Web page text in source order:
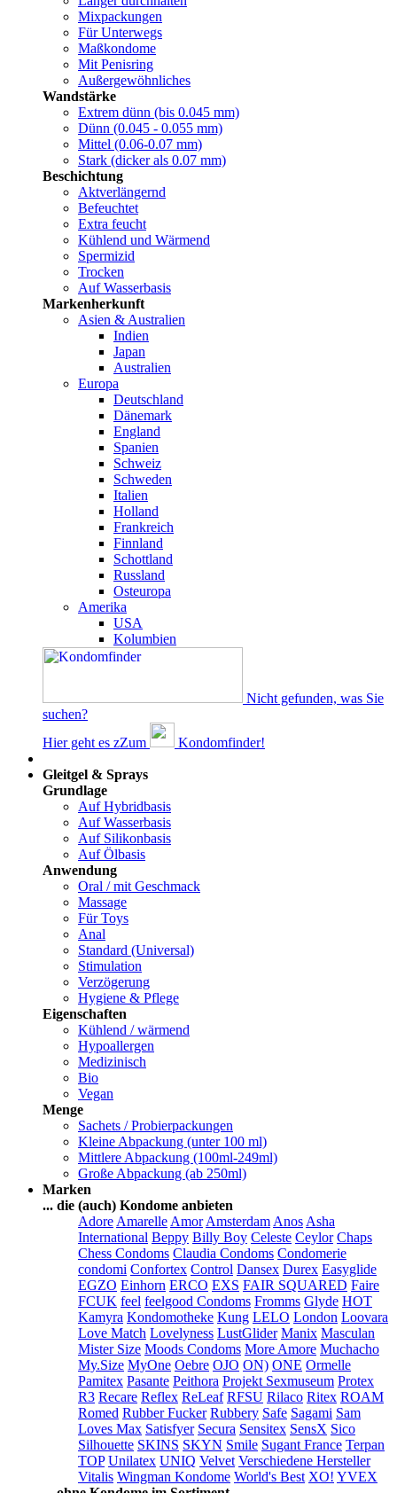
Mixpackungen
Für Unterwegs
Maßkondome
Mit Penisring
Außergewöhnliches
Wandstärke
Extrem dünn (bis 0.045 mm)
Dünn (0.045 - 0.055 mm)
Mittel (0.06-0.07 mm)
Stark (dicker als 0.07 mm)
Beschichtung
Aktverlängernd
Befeuchtet
Extra feucht
Kühlend und Wärmend
Spermizid
Trocken
Auf Wasserbasis
Markenherkunft
Asien & Australien
Indien
Japan
Australien
Europa
Deutschland
Dänemark
England
Spanien
Schweiz
Schweden
Italien
Holland
Frankreich
Finnland
Schottland
Russland
Osteuropa
Amerika
USA
Kolumbien
Nicht gefunden, was Sie
suchen?
Hier geht es zZum
Kondomfinder!
Gleitgel & Sprays
Grundlage
Auf Hybridbasis
Auf Wasserbasis
Auf Silikonbasis
Auf Ölbasis
Anwendung
Oral / mit Geschmack
Massage
Für Toys
Anal
Standard (Universal)
Stimulation
Verzögerung
Hygiene & Pflege
Eigenschaften
Kühlend / wärmend
Hypoallergen
Medizinisch
Bio
Vegan
Menge
Sachets / Probierpackungen
Kleine Abpackung (unter 100 ml)
Mittlere Abpackung (100ml-249ml)
Große Abpackung (ab 250ml)
Marken
... die (auch) Kondome anbieten
Adore Amarelle Amor Amsterdam Anos Asha
International Beppy Billy Boy Celeste Ceylor Chaps
Chess Condoms Claudia Condoms Condomerie
condomi Confortex Control Dansex Durex Easyglide
EGZO Einhorn ERCO EXS FAIR SQUARED Faire
FCUK feel feelgood Condoms Fromms Glyde HOT
Kamyra Kondomotheke Kung LELO London Loovara
Love Match Lovelyness LustGlider Manix Masculan
Mister Size Moods Condoms More Amore Muchacho
My.Size MyOne Oebre OJO ON) ONE Ormelle
Pamitex Pasante Peithora Projekt Sexmuseum Protex
R3 Recare Reflex ReLeaf RFSU Rilaco Ritex ROAM
Romed Rubber Fucker Rubbery Safe Sagami Sam
Loves Max Satisfyer Secura Sensitex SensX Sico
Silhouette SKINS SKYN Smile Sugant France Terpan
TOP Unilatex UNIQ Velvet Verschiedene Hersteller
Vitalis Wingman Kondome World's Best XO! YVEX